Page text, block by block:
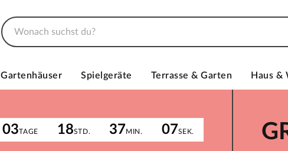
Gartenhäuser Spielgeräte Terrasse & Garten Haus &
03TAGE 18STD. 37MIN. 07SEK.